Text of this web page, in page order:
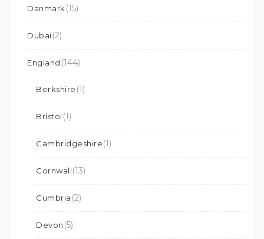
Danmark(15)
Dubai(2)
England (144)
Berkshire (1)
Bristol (1)
Cambridgeshire(1)
Cornwall(13)
Cumbria (2)
Devon (5)